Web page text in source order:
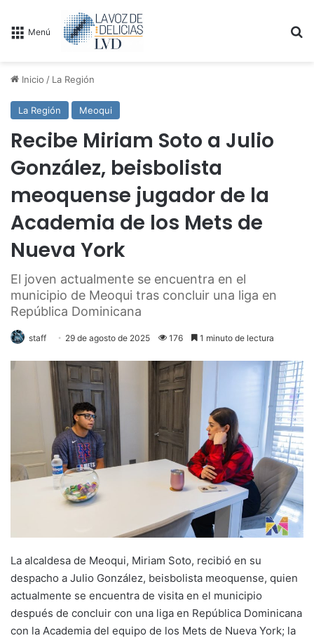
Menú
Inicio / La Región
La Región Meoqui
Recibe Miriam Soto a Julio
González, beisbolista
meoquense jugador de la
Academia de los Mets de
Nueva York
El joven actualmente se encuentra en el
municipio de Meoqui tras concluir una liga en
República Dominicana
staff 29 de agosto de 2025 176 1 minuto de lectura
La alcaldesa de Meoqui, Miriam Soto, recibió en su
despacho a Julio González, beisbolista meoquense, quien
actualmente se encuentra de visita en el municipio
después de concluir con una liga en República Dominicana
con la Academia del equipo de los Mets de Nueva York; la